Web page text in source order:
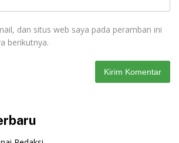
dan situs web saya pada peramban ini
berikutnya.